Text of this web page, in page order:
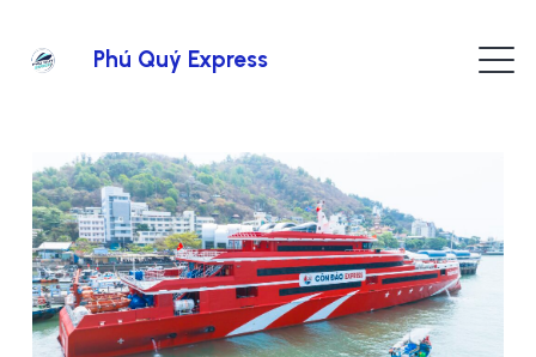
Phú Quý Express